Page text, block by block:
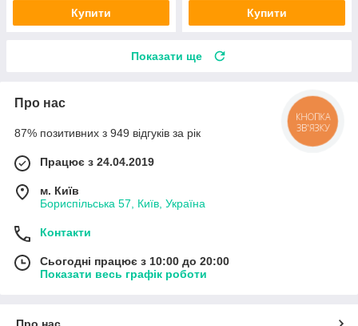
Купити Купити
Показати ще
Про нас
87% позитивних з 949 відгуків за рік
Працює з 24.04.2019
м. Київ
Бориспільська 57, Київ, Україна
Контакти
Сьогодні працює з 10:00 до 20:00
Показати весь графік роботи
КНОПКА
ЗВ'ЯЗКУ